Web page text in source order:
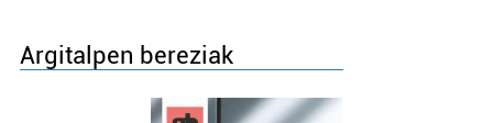
Argitalpen bereziak